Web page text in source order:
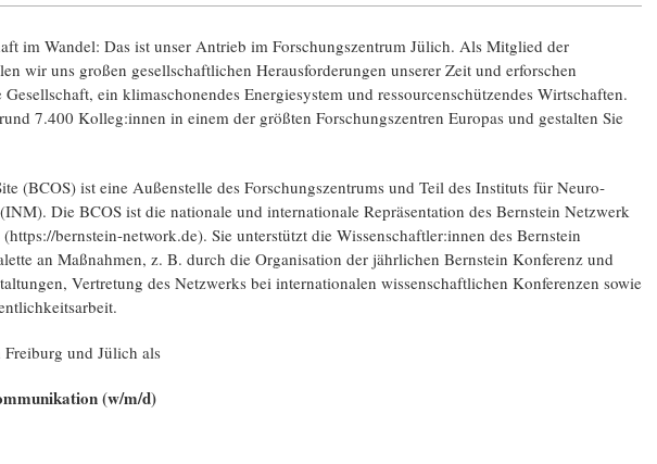
im Wandel: Das ist unser Antrieb im For­schungs­zen­trum Jülich. Als Mitglied der
wir uns großen gesell­schaft­lichen Heraus­forde­rungen unserer Zeit und erfor­schen
ein klima­schonendes Energie­system und res­sour­cen­schüt­zendes Wirt­schaften.
7.400 Kolleg:innen in einem der größten For­schungs­zen­tren Europas und gestalten Sie
(BCOS) ist eine Außenstelle des Forschungs­zentrums und Teil des Instituts für Neuro­
Die BCOS ist die nationale und inter­nationale Repräsentation des Bernstein Netzwerk
bernstein-network.de). Sie unterstützt die Wissenschaftler:innen des Bernstein
an Maßnahmen, z. B. durch die Organisation der jährlichen Bernstein Konferenz und
Vertretung des Netzwerks bei inter­nationalen wissen­schaftlichen Konferenzen sowie
Freiburg und Jülich als
(w/m/d)